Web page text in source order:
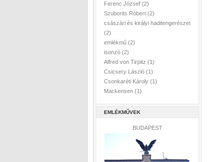
Ferenc József (2)
Szuborits Róbert (2)
császári és királyi haditengerészet
(2)
emlékmű (2)
isonzó (2)
Alfred von Tirpitz (1)
Csicsery László (1)
Csonkaréti Károly (1)
Mackensen (1)
EMLÉKMŰVEK
BUDAPEST